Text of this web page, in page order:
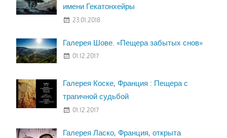
имени Гекатонхейры
23.01.2018
Галерея Шове. «Пещера забытых снов»
01.12.2017
Галерея Коске, Франция : Пещера с
трагичной судьбой
01.12.2017
Галерея Ласко, Франция, открыта